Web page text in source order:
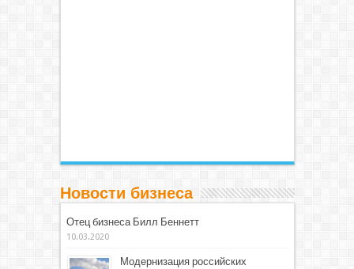
Новости бизнеса
Отец бизнеса Билл Беннетт
10.03.2020
Модернизация российских